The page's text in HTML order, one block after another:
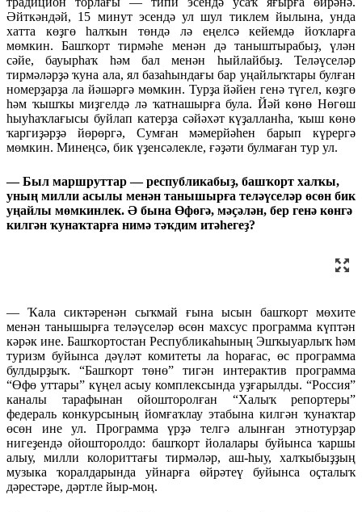
Әйткәндәй, 15 минут эсендә ул шул тиклем йылына, унда
хатта көҙгө һалҡын төндә лә еңелсә кейемдә йоҡларға
мөмкин. Башҡорт тирмәһе менән дә таныштырабыҙ, үлән
сәйе, бауырһаҡ һәм бал менән һыйлайбыҙ. Теләүселәр
тирмәләрҙә ҡуна ала, ял базаһындағы бар уңайлыҡтары булған
номерҙарҙа ла йәшәргә мөмкин. Турҙа йәйен генә түгел, көҙгө
һәм ҡышҡы миҙгелдә лә ҡатнашырға була. Йәй көнө Нөгөш
һыуһаҡлағысы буйлап катерҙа сәйәхәт күҙалланһа, ҡыш көнө
ҡаргиҙәрҙә йөрөргә, Сумған мәмерйәһен барып күрергә
мөмкин. Минеңсә, бик үҙенсәлекле, ғәҙәти булмаған тур ул.
— Был маршруттар — республикабыҙ, башҡорт халҡы,
уның милли асылы менән танышырға теләүселәр өсөн бик
уңайлы мөмкинлек. Ә бына Өфөгә, мәҫәлән, бер генә көнгә
килгән ҡунаҡтарға нимә тәҡдим итәһегеҙ?
— Ҡала сиктәренән сыҡмай ғына ысын башҡорт мөхите
менән танышырға теләүселәр өсөн махсус программа күптән
кәрәк ине. Башҡортостан Республикаһының Эшҡыуарлыҡ һәм
туризм буйынса дәүләт комитеты ла һорағас, өс программа
булдырҙыҡ. “Башҡорт төнө” тигән интерактив программа
“Өфө уттары” күңел асыу комплексында уҙғарылды. “Россия”
каналы тарафынан ойошторолған “Халыҡ репортеры”
федераль конкурсының йомғаҡлау этабына килгән ҡунаҡтар
өсөн ине ул. Программа үрҙә телгә алынған этнотурҙар
нигеҙендә ойошторолдо: башҡорт йолалары буйынса ҡаршы
алыу, милли колориттағы тирмәләр, аш-һыу, халҡыбыҙҙың
музыка ҡоралдарында уйнарға өйрәтеү буйынса оҫталыҡ
дәрестәре, дәртле йыр-моң.